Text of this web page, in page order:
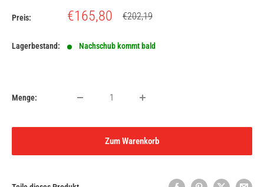
Preis: Sonderpreis
€165,80 Normalpreis
€202,19
Lagerbestand: Nachschub kommt bald
Menge:
Zum Warenkorb